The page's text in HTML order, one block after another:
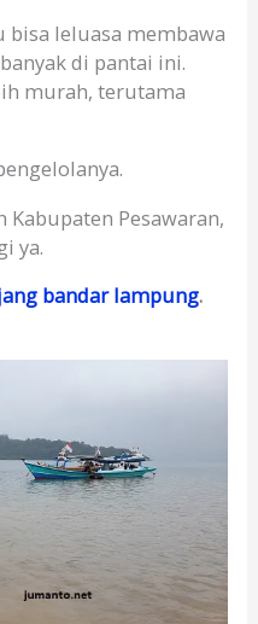
bisa leluasa membawa
di pantai ini.
murah, terutama
Pesawaran,
ya.
bandar lampung.